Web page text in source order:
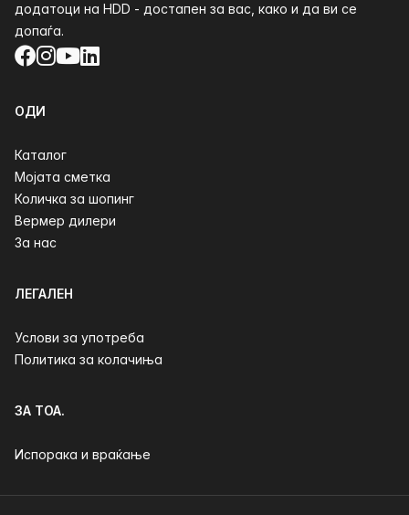
додатоци на HDD - достапен за вас, како и да ви се
допаѓа.
Facebook
Instagram
YouTube
LinkedIn
ОДИ
Каталог
Мојата сметка
Количка за шопинг
Вермер дилери
За нас
ЛЕГАЛЕН
Услови за употреба
Политика за колачиња
ЗА ТОА.
Испорака и враќање